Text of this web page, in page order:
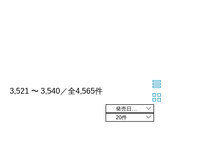
3,521 〜 3,540／全4,565件
20件